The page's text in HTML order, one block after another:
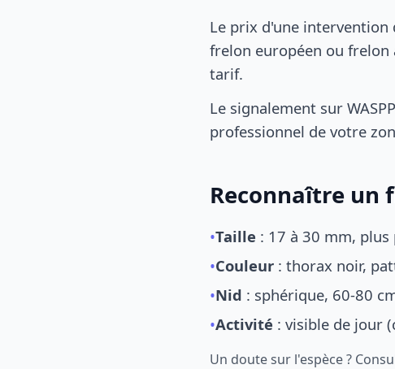
Le prix d'une intervention
frelon européen ou frelon
tarif.
Le signalement sur
professionnel de votre
Reconnaître un
•Taille : 17 à 30 mm,
•Couleur : thorax noir,
•Nid : sphérique, 60-80
•Activité : visible de jour
Un doute sur l'espèce ?